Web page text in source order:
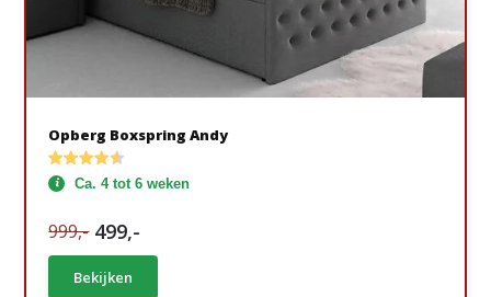
Opberg Boxspring Andy
Ca. 4 tot 6 weken
999,- 499,-
Bekijken